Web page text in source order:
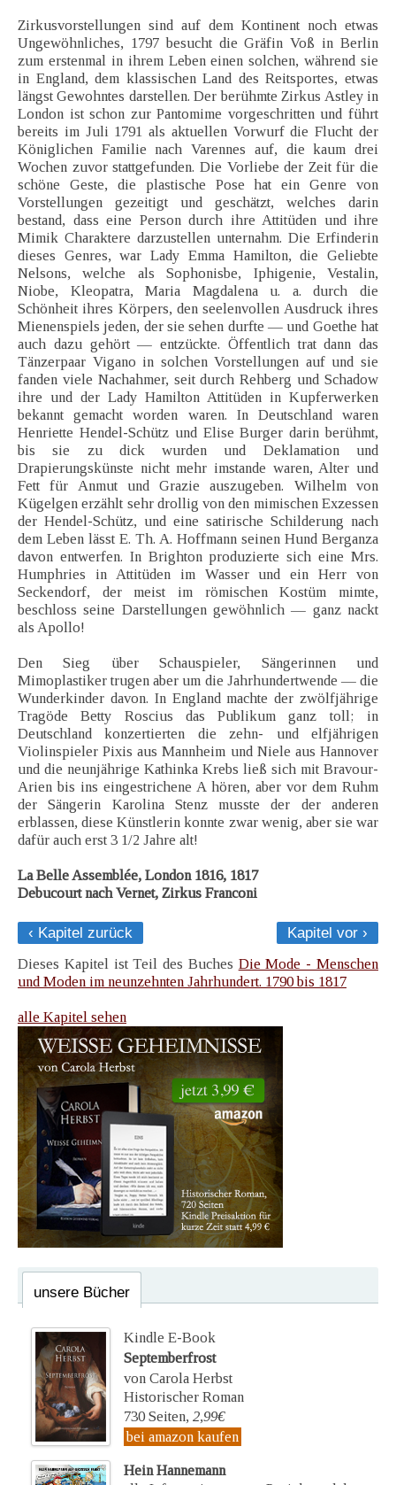
Zirkusvorstellungen sind auf dem Kontinent noch etwas
Ungewöhnliches, 1797 besucht die Gräfin Voß in Berlin
zum erstenmal in ihrem Leben einen solchen, während sie
in England, dem klassischen Land des Reitsportes, etwas
längst Gewohntes darstellen. Der berühmte Zirkus Astley in
London ist schon zur Pantomime vorgeschritten und führt
bereits im Juli 1791 als aktuellen Vorwurf die Flucht der
Königlichen Familie nach Varennes auf, die kaum drei
Wochen zuvor stattgefunden. Die Vorliebe der Zeit für die
schöne Geste, die plastische Pose hat ein Genre von
Vorstellungen gezeitigt und geschätzt, welches darin
bestand, dass eine Person durch ihre Attitüden und ihre
Mimik Charaktere darzustellen unternahm. Die Erfinderin
dieses Genres, war Lady Emma Hamilton, die Geliebte
Nelsons, welche als Sophonisbe, Iphigenie, Vestalin,
Niobe, Kleopatra, Maria Magdalena u. a. durch die
Schönheit ihres Körpers, den seelenvollen Ausdruck ihres
Mienenspiels jeden, der sie sehen durfte — und Goethe hat
auch dazu gehört — entzückte. Öffentlich trat dann das
Tänzerpaar Vigano in solchen Vorstellungen auf und sie
fanden viele Nachahmer, seit durch Rehberg und Schadow
ihre und der Lady Hamilton Attitüden in Kupferwerken
bekannt gemacht worden waren. In Deutschland waren
Henriette Hendel-Schütz und Elise Burger darin berühmt,
bis sie zu dick wurden und Deklamation und
Drapierungskünste nicht mehr imstande waren, Alter und
Fett für Anmut und Grazie auszugeben. Wilhelm von
Kügelgen erzählt sehr drollig von den mimischen Exzessen
der Hendel-Schütz, und eine satirische Schilderung nach
dem Leben lässt E. Th. A. Hoffmann seinen Hund Berganza
davon entwerfen. In Brighton produzierte sich eine Mrs.
Humphries in Attitüden im Wasser und ein Herr von
Seckendorf, der meist im römischen Kostüm mimte,
beschloss seine Darstellungen gewöhnlich — ganz nackt
als Apollo!
Den Sieg über Schauspieler, Sängerinnen und
Mimoplastiker trugen aber um die Jahrhundertwende — die
Wunderkinder davon. In England machte der zwölfjährige
Tragöde Betty Roscius das Publikum ganz toll; in
Deutschland konzertierten die zehn- und elfjährigen
Violinspieler Pixis aus Mannheim und Niele aus Hannover
und die neunjährige Kathinka Krebs ließ sich mit Bravour-
Arien bis ins eingestrichene A hören, aber vor dem Ruhm
der Sängerin Karolina Stenz musste der der anderen
erblassen, diese Künstlerin konnte zwar wenig, aber sie war
dafür auch erst 3 1/2 Jahre alt!
La Belle Assemblée, London 1816, 1817
Debucourt nach Vernet, Zirkus Franconi
‹ Kapitel zurück
Kapitel vor ›
Dieses Kapitel ist Teil des Buches Die Mode - Menschen
und Moden im neunzehnten Jahrhundert. 1790 bis 1817
alle Kapitel sehen
unsere Bücher
Kindle E-Book
Septemberfrost
von Carola Herbst
Historischer Roman
730 Seiten, 2,99€
bei amazon kaufen
Hein Hannemann